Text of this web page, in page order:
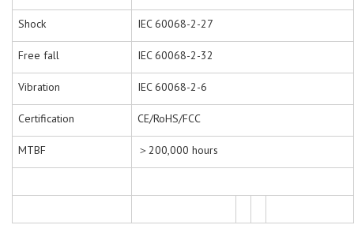
Shock IEC 60068-2-27
Free fall IEC 60068-2-32
Vibration IEC 60068-2-6
Certification CE/RoHS/FCC
MTBF ＞200,000 hours